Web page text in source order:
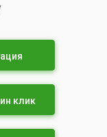
клик